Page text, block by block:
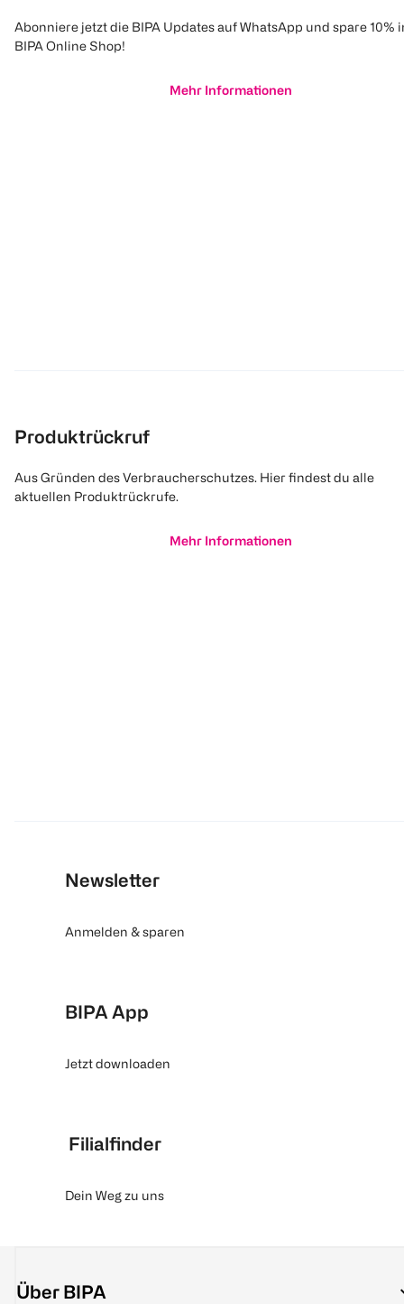
Abonniere jetzt die BIPA Updates auf WhatsApp und spare 10%
BIPA Online Shop!
Mehr Informationen
Produktrückruf
Aus Gründen des Verbraucherschutzes. Hier findest du alle
aktuellen Produktrückrufe.
Mehr Informationen
Newsletter
Anmelden & sparen
BIPA App
Jetzt downloaden
Filialfinder
Dein Weg zu uns
Über BIPA